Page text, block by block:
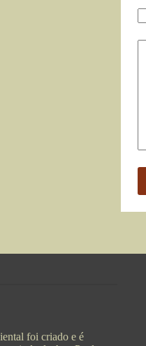
foi criado e é